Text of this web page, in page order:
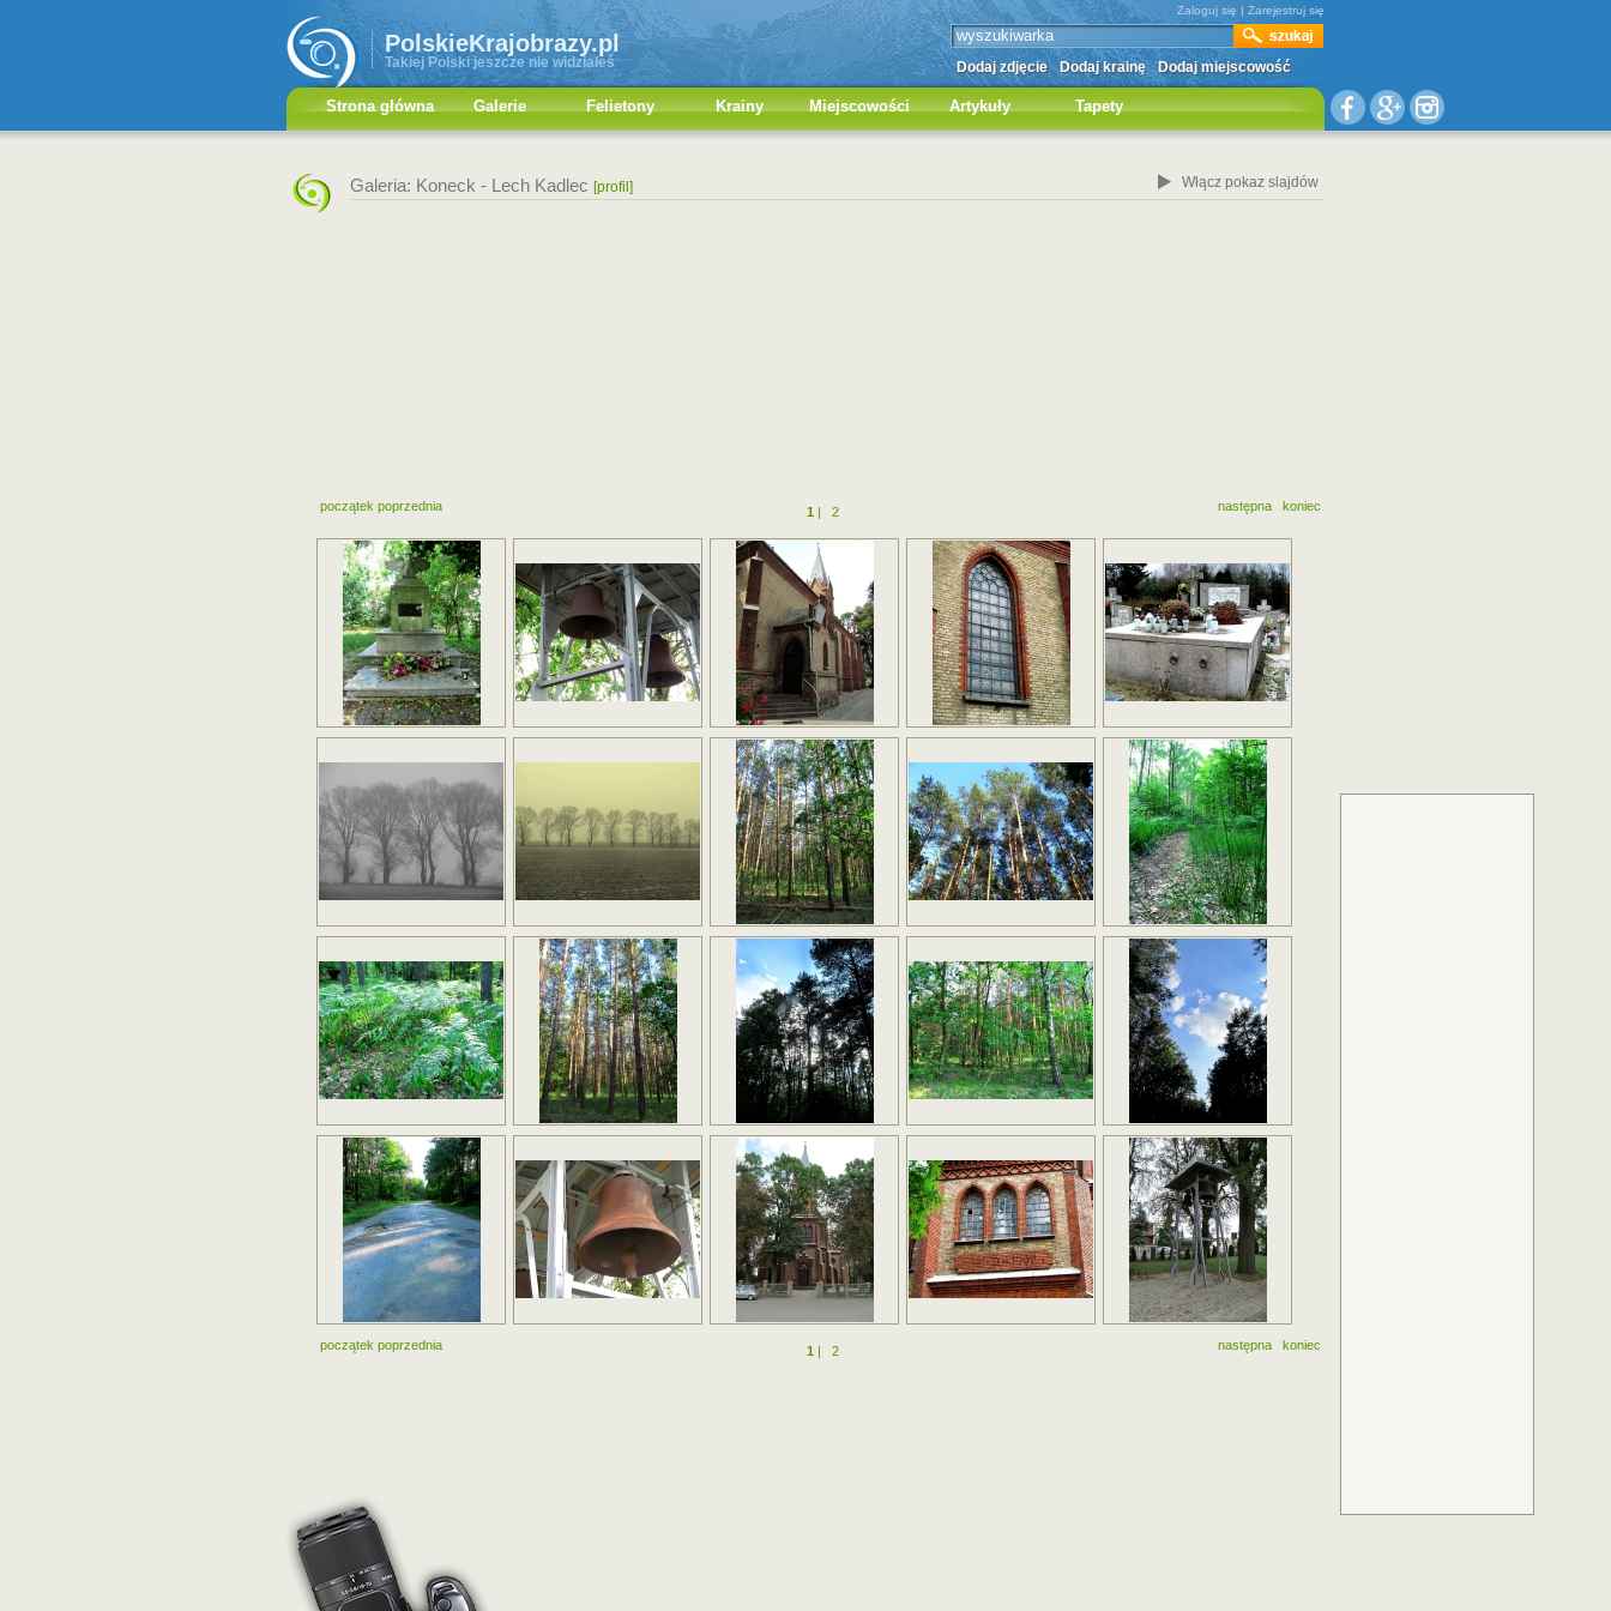
PolskieKrajobrazy.pl
Takiej Polski jeszcze nie widziałeś
Zaloguj się | Zarejestruj się
Dodaj zdjęcie Dodaj krainę Dodaj miejscowość
Strona główna Galerie Felietony Krainy Miejscowości Artykuły Tapety
Galeria: Koneck - Lech Kadlec [profil] Włącz pokaz slajdów
następna koniec
początek poprzednia 1| 2
następna koniec
początek poprzednia 1| 2